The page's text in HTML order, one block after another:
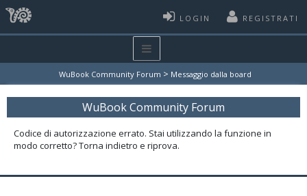
LOGIN REGISTRATI
WuBook Community Forum > Messaggio dalla board
WuBook Community Forum
Codice di autorizzazione errato. Stai utilizzando la funzione in
modo corretto? Torna indietro e riprova.